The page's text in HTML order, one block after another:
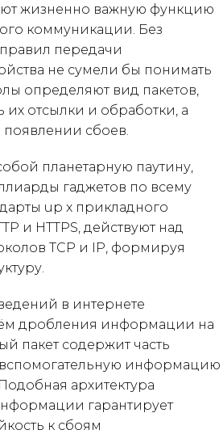
жизненно важную функцию
коммуникации. Без
передачи
не сумели бы понимать
определяют вид пакетов,
их отсылки и обработки, а
сбоев.
планетарную паутину,
гаджетов по всему
up x прикладного
и HTTPS, действуют над
TCP и IP, формируя
в интернете
дробления информации на
пакет содержит часть
информацию
архитектура
гарантирует
к сбоям